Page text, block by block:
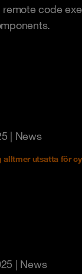
code
| News
alltmer utsatta för
| News